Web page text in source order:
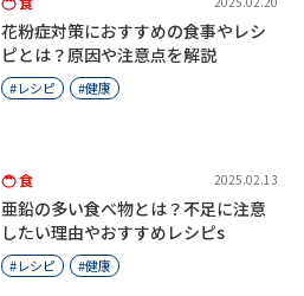
花粉症対策におすすめの食事やレシ
ピとは？原因や注意点を解説
レシピ 健康
食 2025.02.13
亜鉛の多い食べ物とは？不足に注意
したい理由やおすすめレシピs
レシピ 健康